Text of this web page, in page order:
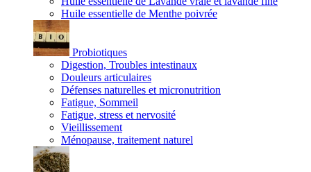
Huile essentielle de Menthe poivrée
Probiotiques
Digestion, Troubles intestinaux
Douleurs articulaires
Défenses naturelles et micronutrition
Fatigue, Sommeil
Fatigue, stress et nervosité
Vieillissement
Ménopause, traitement naturel